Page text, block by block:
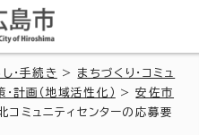
し・手続き > まちづくり・コミュ
・計画（地域活性化） >安佐市
ミュニティセンターの応募要